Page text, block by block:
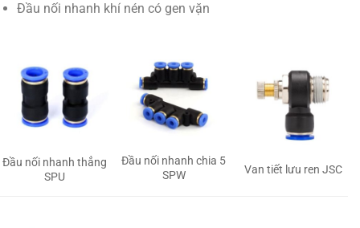
Đầu nối nhanh khí nén có gen vặn
Đầu nối nhanh thẳng
SPU
Đầu nối nhanh chia 5
SPW
Van tiết lưu ren JSC